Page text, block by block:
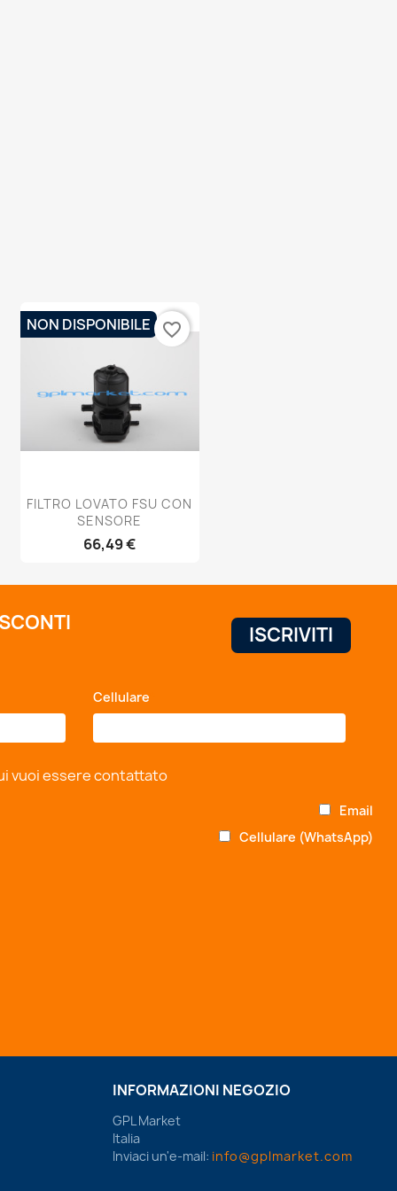
 Anteprima
FILTRO LOVATO FSU CON
SENSORE
66,49 €
NON DISPONIBILE favorite_border
Cellulare
vuoi essere contattato
Email
Cellulare (WhatsApp)
INFORMAZIONI NEGOZIO
GPL Market
Italia
Inviaci un'e-mail: info@gplmarket.com